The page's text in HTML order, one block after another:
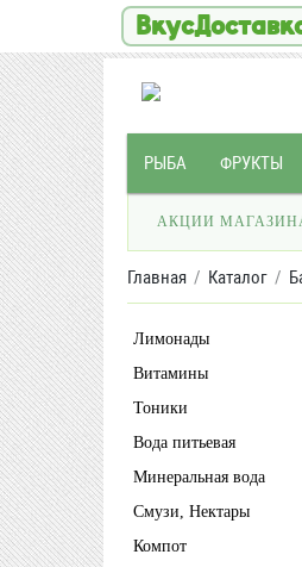
РЫБА ФРУКТЫ
АКЦИИ
Главная Каталог
Лимонады
Витамины
Тоники
Вода питьевая
Минеральная вода
Смузи, Нектары
Компот